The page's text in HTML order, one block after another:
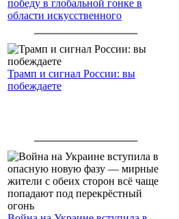
победу в глобальной гонке в
области искусственного
Трамп и сигнал России: вы
побеждаете